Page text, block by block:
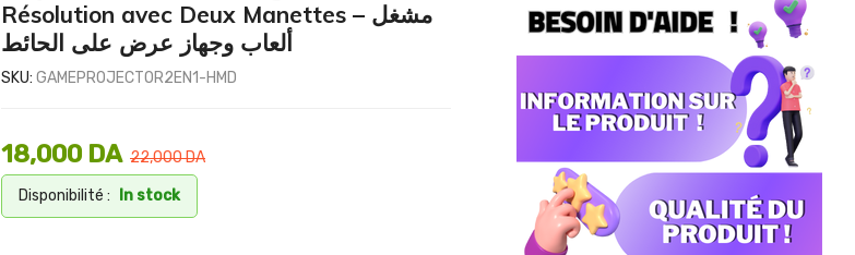
Résolution avec Deux Manettes – مشغل
ألعاب وجهاز عرض على الحائط
SKU: GAMEPROJECTOR2EN1-HMD
22,000DA
18,000 DA
Disponibilité : In stock